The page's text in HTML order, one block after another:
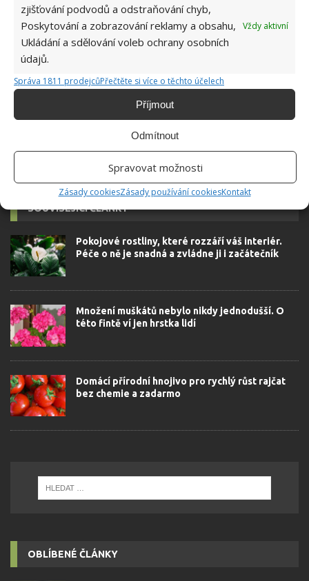
zjišťování podvodů a odstraňování chyb,
Poskytování a zobrazování reklamy a obsahu,
Ukládání a sdělování voleb ochrany osobních
údajů.
Vždy aktivní
Správa 1811 prodejcůPřečtěte si více o těchto účelech
Příjmout
Odmítnout
Spravovat možnosti
Zásady cookiesZásady používání cookiesKontakt
Jiří Kolář
Absolvent České zemědělské
velkým kutilem. V podstatě vše, co je
SOUVISEJÍCÍ ČLÁNKY
Pokojové rostliny, které rozzáří váš interiér.
Péče o ně je snadná a zvládne ji i začátečník
Množení muškátů nebylo nikdy jednodušší. O
této fintě ví jen hrstka lidí
Domácí přírodní hnojivo pro rychlý růst rajčat
bez chemie a zadarmo
OBLÍBENÉ ČLÁNKY